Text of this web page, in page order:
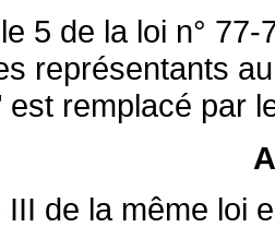
5 de la loi n°
représentants
est remplacé par
III de la même loi